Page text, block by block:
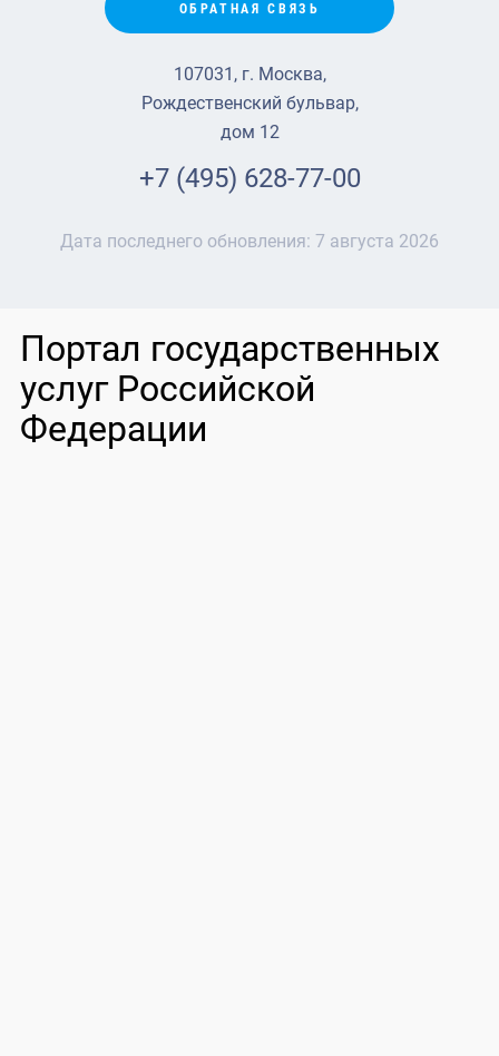
ОБРАТНАЯ СВЯЗЬ
107031, г. Москва,
Рождественский бульвар,
дом 12
+7 (495) 628-77-00
Дата последнего обновления: 7 августа 2026
Портал государственных
услуг Российской
Федерации